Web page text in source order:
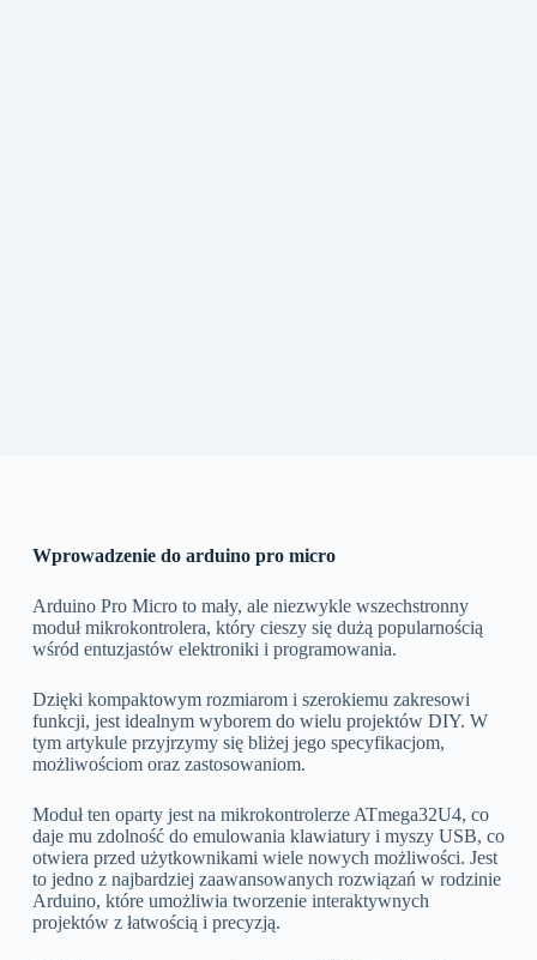
Wprowadzenie do arduino pro micro
Arduino Pro Micro to mały, ale niezwykle wszechstronny
moduł mikrokontrolera, który cieszy się dużą popularnością
wśród entuzjastów elektroniki i programowania.
Dzięki kompaktowym rozmiarom i szerokiemu zakresowi
funkcji, jest idealnym wyborem do wielu projektów DIY. W
tym artykule przyjrzymy się bliżej jego specyfikacjom,
możliwościom oraz zastosowaniom.
Moduł ten oparty jest na mikrokontrolerze ATmega32U4, co
daje mu zdolność do emulowania klawiatury i myszy USB, co
otwiera przed użytkownikami wiele nowych możliwości. Jest
to jedno z najbardziej zaawansowanych rozwiązań w rodzinie
Arduino, które umożliwia tworzenie interaktywnych
projektów z łatwością i precyzją.